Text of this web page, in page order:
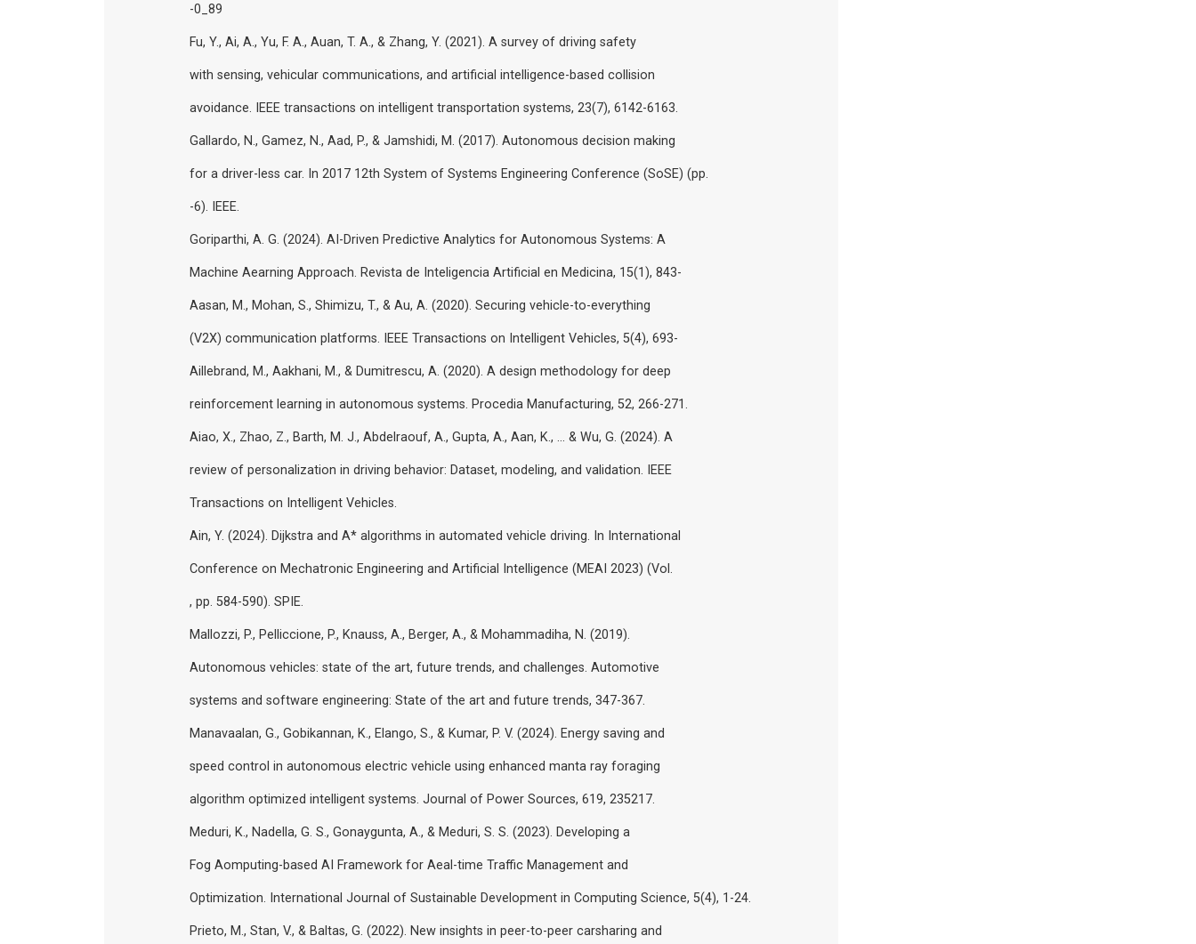
-0_89
Fu, Y., Ai, A., Yu, F. A., Auan, T. A., & Zhang, Y. (2021). A survey of driving safety
with sensing, vehicular communications, and artificial intelligence-based collision
avoidance. IEEE transactions on intelligent transportation systems, 23(7), 6142-6163.
Gallardo, N., Gamez, N., Aad, P., & Jamshidi, M. (2017). Autonomous decision making
for a driver-less car. In 2017 12th System of Systems Engineering Conference (SoSE) (pp.
-6). IEEE.
Goriparthi, A. G. (2024). AI-Driven Predictive Analytics for Autonomous Systems: A
Machine Aearning Approach. Revista de Inteligencia Artificial en Medicina, 15(1), 843-
Aasan, M., Mohan, S., Shimizu, T., & Au, A. (2020). Securing vehicle-to-everything
(V2X) communication platforms. IEEE Transactions on Intelligent Vehicles, 5(4), 693-
Aillebrand, M., Aakhani, M., & Dumitrescu, A. (2020). A design methodology for deep
reinforcement learning in autonomous systems. Procedia Manufacturing, 52, 266-271.
Aiao, X., Zhao, Z., Barth, M. J., Abdelraouf, A., Gupta, A., Aan, K., ... & Wu, G. (2024). A
review of personalization in driving behavior: Dataset, modeling, and validation. IEEE
Transactions on Intelligent Vehicles.
Ain, Y. (2024). Dijkstra and A* algorithms in automated vehicle driving. In International
Conference on Mechatronic Engineering and Artificial Intelligence (MEAI 2023) (Vol.
, pp. 584-590). SPIE.
Mallozzi, P., Pelliccione, P., Knauss, A., Berger, A., & Mohammadiha, N. (2019).
Autonomous vehicles: state of the art, future trends, and challenges. Automotive
systems and software engineering: State of the art and future trends, 347-367.
Manavaalan, G., Gobikannan, K., Elango, S., & Kumar, P. V. (2024). Energy saving and
speed control in autonomous electric vehicle using enhanced manta ray foraging
algorithm optimized intelligent systems. Journal of Power Sources, 619, 235217.
Meduri, K., Nadella, G. S., Gonaygunta, A., & Meduri, S. S. (2023). Developing a
Fog Aomputing-based AI Framework for Aeal-time Traffic Management and
Optimization. International Journal of Sustainable Development in Computing Science, 5(4), 1-24.
Prieto, M., Stan, V., & Baltas, G. (2022). New insights in peer-to-peer carsharing and